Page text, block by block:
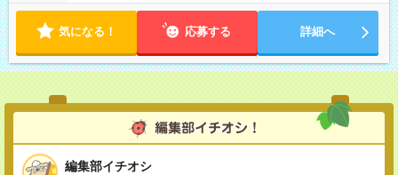
気になる！ 応募する 詳細へ
編集部イチオシ